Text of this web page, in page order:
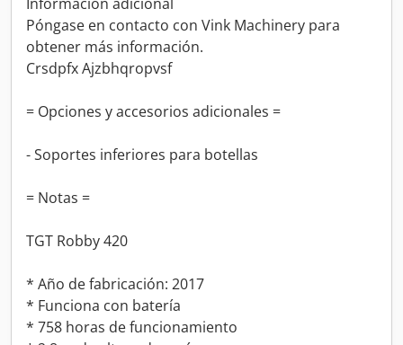
Póngase en contacto con Vink Machinery para
obtener más información.
Crsdpfx Ajzbhqropvsf
= Opciones y accesorios adicionales =
- Soportes inferiores para botellas
= Notas =
TGT Robby 420
* Año de fabricación: 2017
* Funciona con batería
* 758 horas de funcionamiento